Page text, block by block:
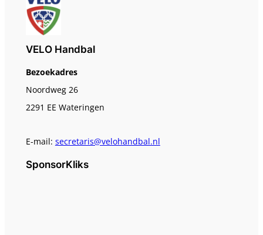
VELO Handbal
Bezoekadres
Noordweg 26
2291 EE Wateringen
E-mail: secretaris@velohandbal.nl
SponsorKliks